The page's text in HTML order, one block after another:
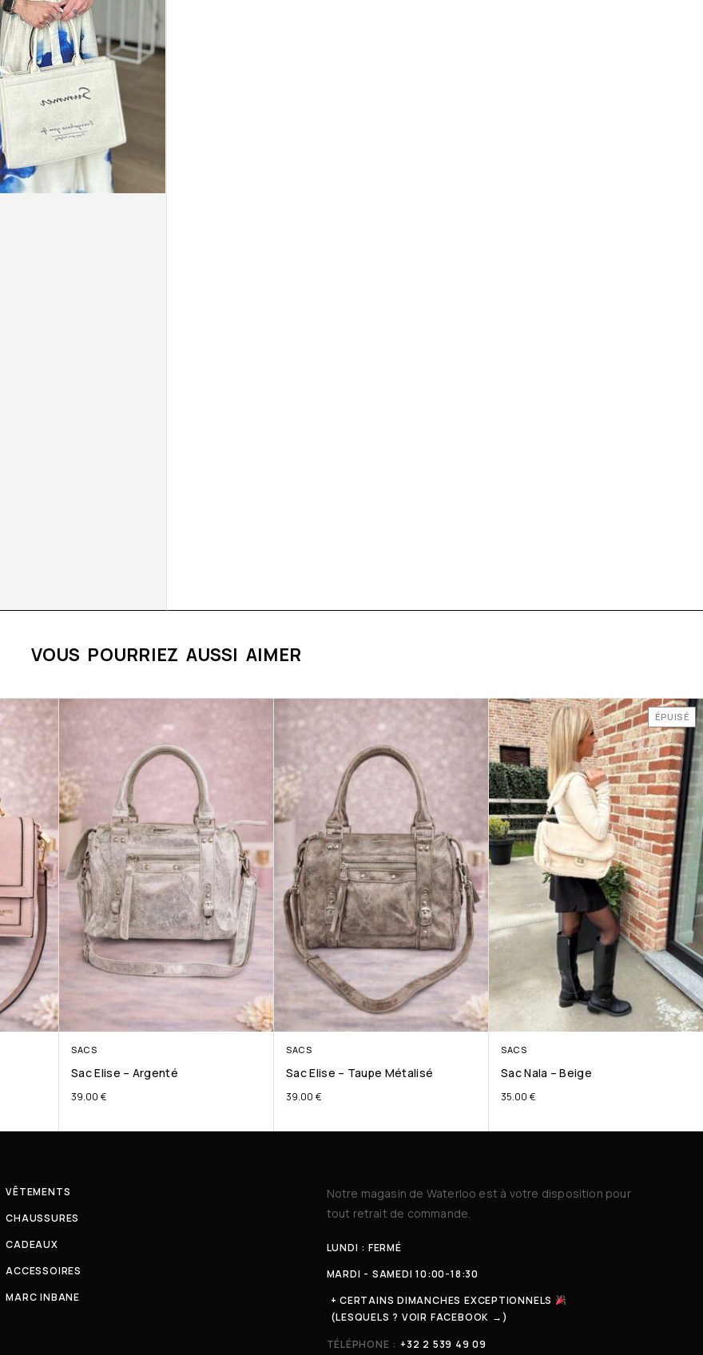
VOUS POURRIEZ AUSSI AIMER
SACS
Sac Elise – Argenté
39.00 €
SACS
Sac Elise – Taupe Métalisé
39.00 €
ÉPUISÉ
SACS
Sac Nala – Beige
35.00 €
VÊTEMENTS
CHAUSSURES
CADEAUX
ACCESSOIRES
MARC INBANE
Notre magasin de Waterloo est à votre disposition pour
tout retrait de commande.
LUNDI : FERMÉ
MARDI - SAMEDI 10:00-18:30
+ CERTAINS DIMANCHES EXCEPTIONNELS
(LESQUELS ? VOIR FACEBOOK →)
TÉLÉPHONE : +32 2 539 49 09